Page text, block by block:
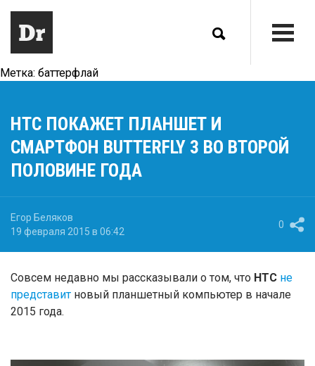
Метка: баттерфлай
HTC ПОКАЖЕТ ПЛАНШЕТ И
СМАРТФОН BUTTERFLY 3 ВО ВТОРОЙ
ПОЛОВИНЕ ГОДА
Егор Беляков
19 февраля 2015 в 06:42
0
Совсем недавно мы рассказывали о том, что HTC не
представит новый планшетный компьютер в начале
2015 года.